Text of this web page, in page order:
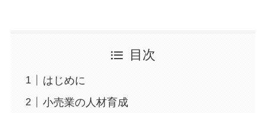
目次
はじめに
小売業の人材育成